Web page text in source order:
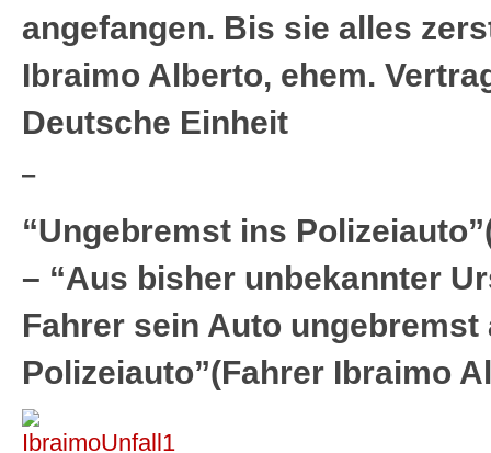
angefangen. Bis sie alles
Ibraimo Alberto, ehem.
Deutsche Einheit
–
“Ungebremst ins
– “Aus bisher unbekannter
Fahrer sein Auto ungebremst
Polizeiauto”(Fahrer Ibraimo